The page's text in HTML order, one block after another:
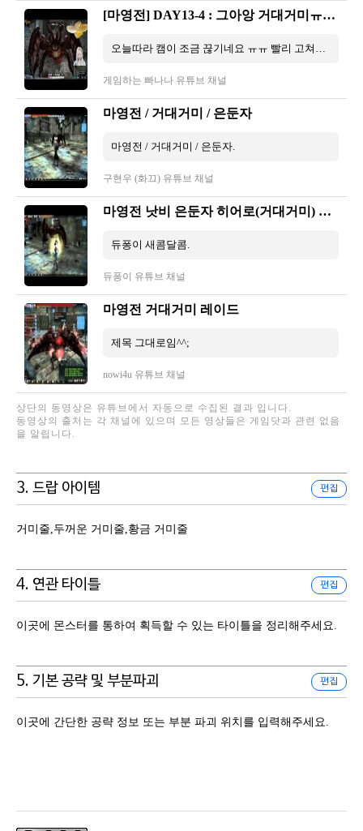
[마영전] DAY13-4 : 그아앙 거대거미ㅠㅠㅠㅠ
오늘따라 캠이 조금 끊기네요 ㅠㅠ 빨리 고쳐서 돌아올게요! -------------------------------------------------------------- 다음화 보러가기 ...
게임하는 빠나나 유튜브 채널
마영전 / 거대거미 / 은둔자
마영전 / 거대거미 / 은둔자.
구현우 (화끄) 유튜브 채널
마영전 낫비 은둔자 히어로(거대거미) 솔플
듀퐁이 새콤달콤.
듀퐁이 유튜브 채널
마영전 거대거미 레이드
제목 그대로임^^;
nowi4u 유튜브 채널
상단의 동영상은 유튜브에서 자동으로 수집된 결과 입니다.
동영상의 출처는 각 채널에 있으며 모든 영상들은 게임닷과 관련 없음
을 알립니다.
3. 드랍 아이템 편집
거미줄,두꺼운 거미줄,황금 거미줄
4. 연관 타이틀 편집
이곳에 몬스터를 통하여 획득할 수 있는 타이틀을 정리해주세요.
5. 기본 공략 및 부분파괴 편집
이곳에 간단한 공략 정보 또는 부분 파괴 위치를 입력해주세요.